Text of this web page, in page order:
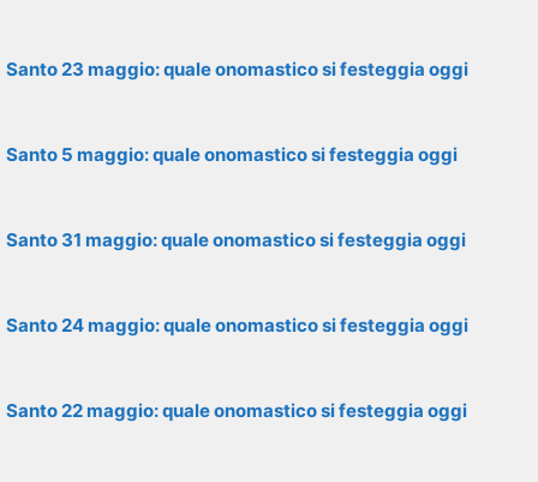
Santo 23 maggio: quale onomastico si festeggia oggi
Santo 5 maggio: quale onomastico si festeggia oggi
Santo 31 maggio: quale onomastico si festeggia oggi
Santo 24 maggio: quale onomastico si festeggia oggi
Santo 22 maggio: quale onomastico si festeggia oggi